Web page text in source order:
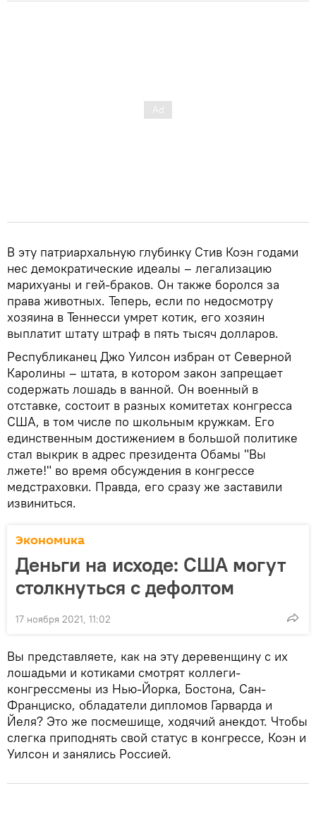
В эту патриархальную глубинку Стив Коэн годами
нес демократические идеалы – легализацию
марихуаны и гей-браков. Он также боролся за
права животных. Теперь, если по недосмотру
хозяина в Теннесси умрет котик, его хозяин
выплатит штату штраф в пять тысяч долларов.
Республиканец Джо Уилсон избран от Северной
Каролины – штата, в котором закон запрещает
содержать лошадь в ванной. Он военный в
отставке, состоит в разных комитетах конгресса
США, в том числе по школьным кружкам. Его
единственным достижением в большой политике
стал выкрик в адрес президента Обамы "Вы
лжете!" во время обсуждения в конгрессе
медстраховки. Правда, его сразу же заставили
извиниться.
Экономика
Деньги на исходе: США могут
столкнуться с дефолтом
17 ноября 2021, 11:02
Вы представляете, как на эту деревенщину с их
лошадьми и котиками смотрят коллеги-
конгрессмены из Нью-Йорка, Бостона, Сан-
Франциско, обладатели дипломов Гарварда и
Йеля? Это же посмешище, ходячий анекдот. Чтобы
слегка приподнять свой статус в конгрессе, Коэн и
Уилсон и занялись Россией.